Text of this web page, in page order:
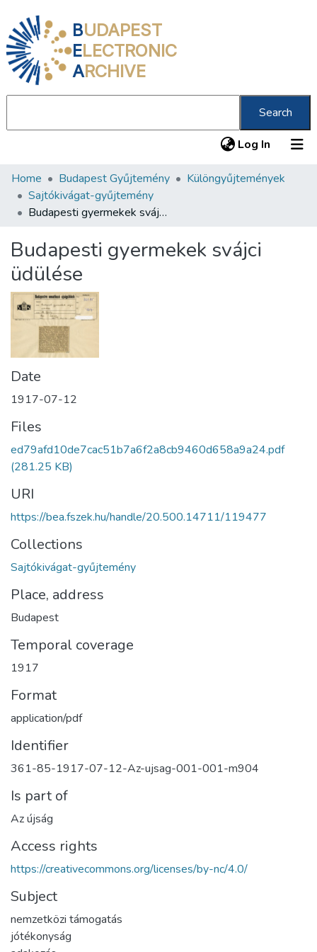
BUDAPEST
ELECTRONIC
ARCHIVE
Search
Log In (current)
Communities & Collections
All of DSpace
About us
Home Budapest Gyűjtemény
Különgyűjtemények
Sajtókivágat-gyűjtemény
Budapesti gyermekek svájci üdülése
Budapesti gyermekek svájci
üdülése
Date
1917-07-12
Files
ed79afd10de7cac51b7a6f2a8cb9460d658a9a24.pdf
(281.25 KB)
URI
https://bea.fszek.hu/handle/20.500.14711/119477
Collections
Sajtókivágat-gyűjtemény
Place, address
Budapest
Temporal coverage
1917
Format
application/pdf
Identifier
361-85-1917-07-12-Az-ujsag-001-001-m904
Is part of
Az újság
Access rights
https://creativecommons.org/licenses/by-nc/4.0/
Subject
nemzetközi támogatás
jótékonyság